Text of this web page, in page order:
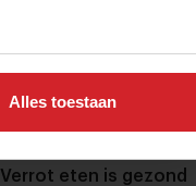
Alles toestaan
Verrot eten is gezond